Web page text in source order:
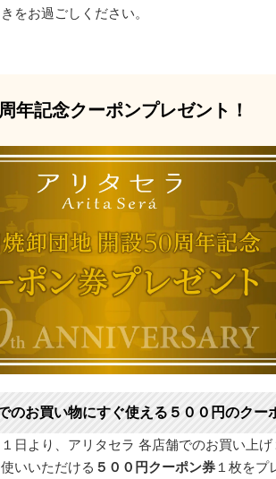
をお過ごしください。
年記念クーポンプレゼント！
のお買い物にすぐ使える５００円のクー
日より、アリタセラ 各店舗でのお買い上げ
いいただける ５００円クーポン券 １枚をプ